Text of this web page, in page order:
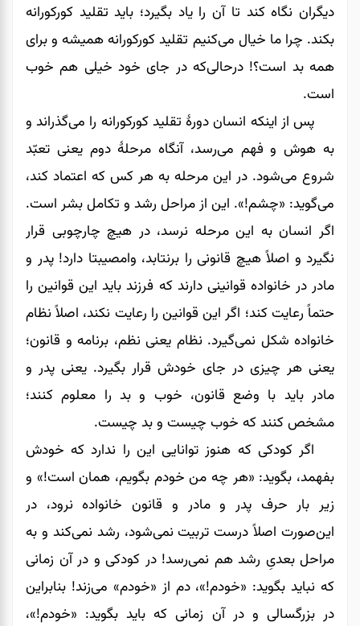
دیگران نگاه کند تا آن را یاد بگیرد؛ باید تقلید کورکورانه
بکند. چرا ما خیال می‌کنیم تقلید کورکورانه همیشه و برای
همه بد است؟! درحالی‌که در جای خود خیلی هم خوب
است.
پس از اینکه انسان دورۀ تقلید کورکورانه را می‌گذراند و
به هوش و فهم می‌رسد، آنگاه مرحلۀ دوم یعنی تعبّد
شروع می‌شود. در این مرحله به هر کس که اعتماد ‌کند،
می‌گوید: «چشم!». این از مراحل رشد و تکامل بشر است.
اگر انسان به این مرحله نرسد، در هیچ چارچوبی قرار
نگیرد و اصلاً هیچ قانونی را برنتابد، وامصیبتا دارد! پدر و
مادر در خانواده قوانینی دارند که فرزند باید این قوانین را
حتماً رعایت کند؛ اگر این قوانین را رعایت نکند، اصلاً نظام
خانواده شکل نمی‌گیرد. نظام یعنی نظم، برنامه و قانون؛
یعنی هر چیزی در جای خودش قرار بگیرد. یعنی پدر و
مادر باید با وضع قانون، خوب و بد را معلوم ‌کنند؛
مشخص ‌کنند که خوب چیست و بد چیست.
اگر کودکی که هنوز توانایی این را ندارد که خودش
بفهمد، بگوید: «هر چه من خودم بگویم، همان است!» و
زیر بار حرف پدر و مادر و قانون خانواده نرود، در
این‌صورت اصلاً درست تربیت نمی‌شود، رشد نمی‌کند و به
مراحل بعدیِ رشد هم نمی‌رسد! در کودکی و در آن زمانی
که نباید بگوید: «خودم!»، دم از «خودم» می‌زند! بنابراین
در بزرگسالی و در آن زمانی که باید بگوید: «خودم!»،